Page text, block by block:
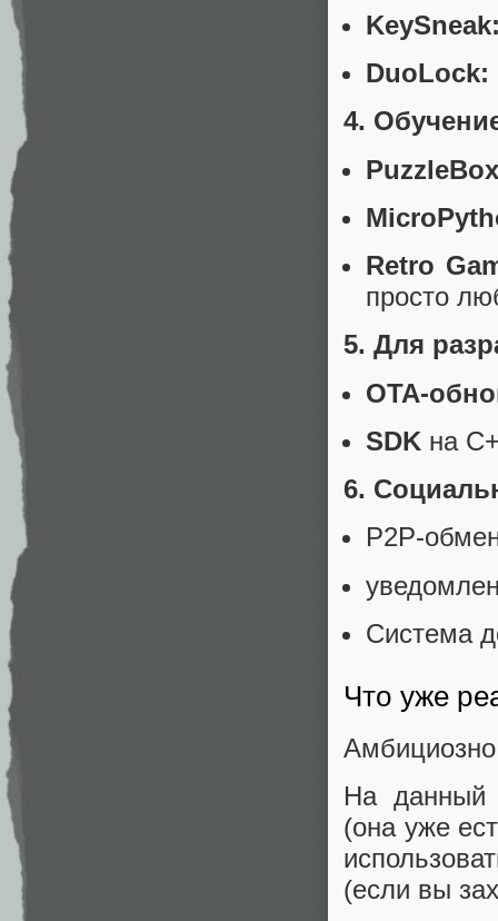
DuoLock:
4.
Retro
просто
5. Для
OTA-
SDK на
6.
P2P-
Cистема
Что уже
На данный
(она уже
(если вы